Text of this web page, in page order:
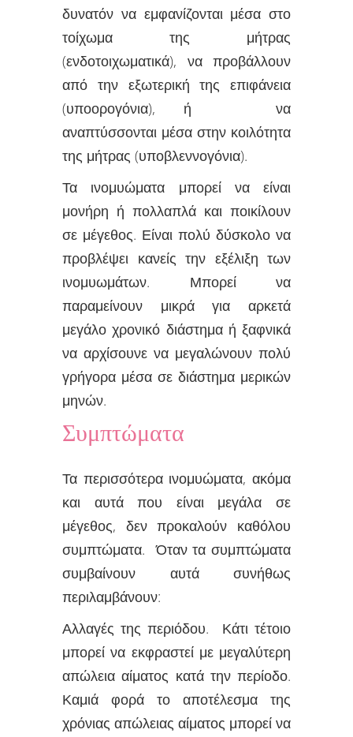
δυνατόν να εμφανίζονται μέσα στο
τοίχωμα της μήτρας
(ενδοτοιχωματικά), να προβάλλουν
από την εξωτερική της επιφάνεια
(υποορογόνια), ή να
αναπτύσσονται μέσα στην κοιλότητα
της μήτρας (υποβλεννογόνια).
Τα ινομυώματα μπορεί να είναι
μονήρη ή πολλαπλά και ποικίλουν
σε μέγεθος. Είναι πολύ δύσκολο να
προβλέψει κανείς την εξέλιξη των
ινομυωμάτων. Μπορεί να
παραμείνουν μικρά για αρκετά
μεγάλο χρονικό διάστημα ή ξαφνικά
να αρχίσουνε να μεγαλώνουν πολύ
γρήγορα μέσα σε διάστημα μερικών
μηνών.
Συμπτώματα
Τα περισσότερα ινομυώματα, ακόμα
και αυτά που είναι μεγάλα σε
μέγεθος, δεν προκαλούν καθόλου
συμπτώματα. Όταν τα συμπτώματα
συμβαίνουν αυτά συνήθως
περιλαμβάνουν:
Αλλαγές της περιόδου. Κάτι τέτοιο
μπορεί να εκφραστεί με μεγαλύτερη
απώλεια αίματος κατά την περίοδο.
Καμιά φορά το αποτέλεσμα της
χρόνιας απώλειας αίματος μπορεί να